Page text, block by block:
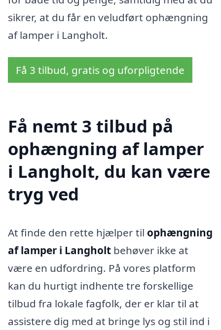
sikrer, at du får en veludført ophængning
af lamper i Langholt.
Få 3 tilbud, gratis og uforpligtende
Få nemt 3 tilbud på
ophængning af lamper
i Langholt, du kan være
tryg ved
At finde den rette hjælper til ophængning
af lamper i Langholt behøver ikke at
være en udfordring. På vores platform
kan du hurtigt indhente tre forskellige
tilbud fra lokale fagfolk, der er klar til at
assistere dig med at bringe lys og stil ind i